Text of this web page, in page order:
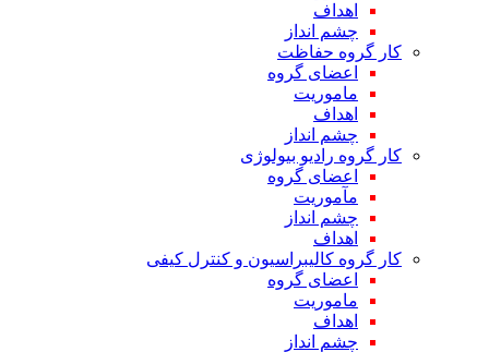
اهداف
چشم انداز
کار گروه حفاظت
اعضای گروه
ماموریت
اهداف
چشم انداز
کار گروه رادیو بیولوژی
اعضای گروه
مآموریت
چشم انداز
اهداف
کار گروه کالیبراسیون و کنترل کیفی
اعضای گروه
ماموریت
اهداف
چشم انداز